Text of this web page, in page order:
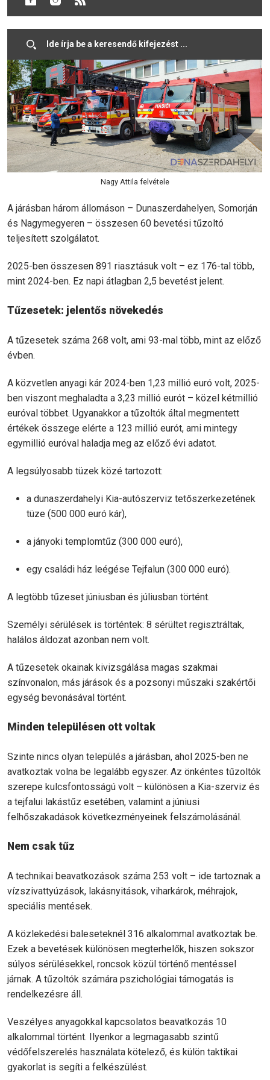
munka áll.
Nagy Attila felvétele
A járásban három állomáson – Dunaszerdahelyen, Somorján
és Nagymegyeren – összesen 60 bevetési tűzoltó
teljesített szolgálatot.
2025-ben összesen 891 riasztásuk volt – ez 176-tal több,
mint 2024-ben. Ez napi átlagban 2,5 bevetést jelent.
Tűzesetek: jelentős növekedés
A tűzesetek száma 268 volt, ami 93-mal több, mint az előző
évben.
A közvetlen anyagi kár 2024-ben 1,23 millió euró volt, 2025-
ben viszont meghaladta a 3,23 millió eurót – közel kétmillió
euróval többet. Ugyanakkor a tűzoltók által megmentett
értékek összege elérte a 123 millió eurót, ami mintegy
egymillió euróval haladja meg az előző évi adatot.
A legsúlyosabb tüzek közé tartozott:
a dunaszerdahelyi Kia-autószerviz tetőszerkezetének
tüze (500 000 euró kár),
a jányoki templomtűz (300 000 euró),
egy családi ház leégése Tejfalun (300 000 euró).
A legtöbb tűzeset júniusban és júliusban történt.
Személyi sérülések is történtek: 8 sérültet regisztráltak,
halálos áldozat azonban nem volt.
A tűzesetek okainak kivizsgálása magas szakmai
színvonalon, más járások és a pozsonyi műszaki szakértői
egység bevonásával történt.
Minden településen ott voltak
Szinte nincs olyan település a járásban, ahol 2025-ben ne
avatkoztak volna be legalább egyszer. Az önkéntes tűzoltók
szerepe kulcsfontosságú volt – különösen a Kia-szerviz és
a tejfalui lakástűz esetében, valamint a júniusi
felhőszakadások következményeinek felszámolásánál.
Nem csak tűz
A technikai beavatkozások száma 253 volt – ide tartoznak a
vízszivattyúzások, lakásnyitások, viharkárok, méhrajok,
speciális mentések.
A közlekedési baleseteknél 316 alkalommal avatkoztak be.
Ezek a bevetések különösen megterhelők, hiszen sokszor
súlyos sérülésekkel, roncsok közül történő mentéssel
járnak. A tűzoltók számára pszichológiai támogatás is
rendelkezésre áll.
Veszélyes anyagokkal kapcsolatos beavatkozás 10
alkalommal történt. Ilyenkor a legmagasabb szintű
védőfelszerelés használata kötelező, és külön taktikai
gyakorlat is segíti a felkészülést.